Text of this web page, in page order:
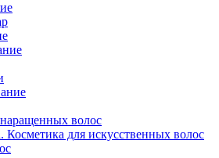
волос
для искусственных волос